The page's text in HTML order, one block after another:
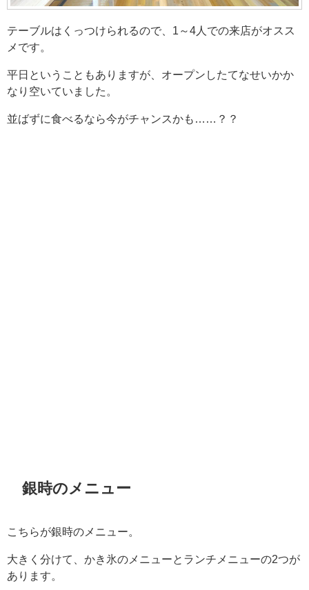
テーブルはくっつけられるので、1～4人での来店がオスス
メです。
平日ということもありますが、オープンしたてなせいかか
なり空いていました。
並ばずに食べるなら今がチャンスかも……？？
銀時のメニュー
こちらが銀時のメニュー。
大きく分けて、かき氷のメニューとランチメニューの2つが
あります。